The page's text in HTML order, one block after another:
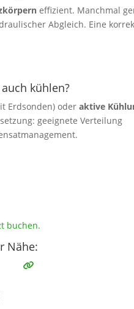
effizient. Manchmal
Abgleich. Eine
kühlen?
Erdsonden) oder aktive
geeignete Verteilung
buchen.
Nähe: